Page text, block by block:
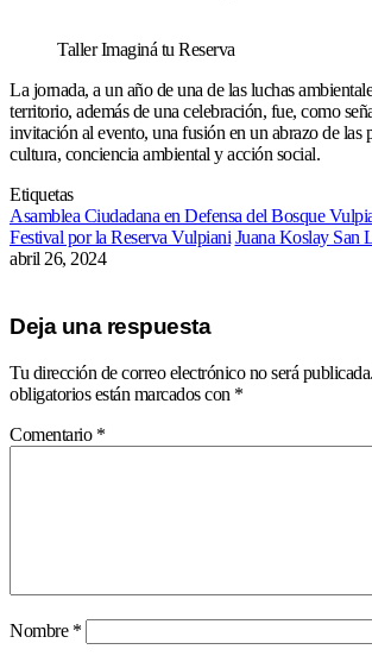
Taller Imaginá tu Reserva
La jornada, a un año de una de las luchas
territorio, además de una celebración, fue, como
invitación al evento, una fusión en un abrazo de las
cultura, conciencia ambiental y acción social.
Etiquetas
Asamblea Ciudadana en Defensa del Bosque
Festival por la Reserva Vulpiani Juana Koslay San
abril 26, 2024
Deja una respuesta
Tu dirección de correo electrónico no será publicada.
obligatorios están marcados con *
Comentario *
Nombre *